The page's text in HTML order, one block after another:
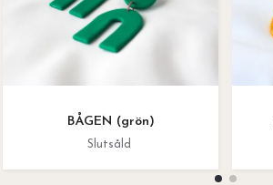
BÅGEN (grön)
Slutsåld